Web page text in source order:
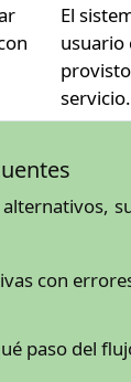
El
usuario
servicio.
con
paso del